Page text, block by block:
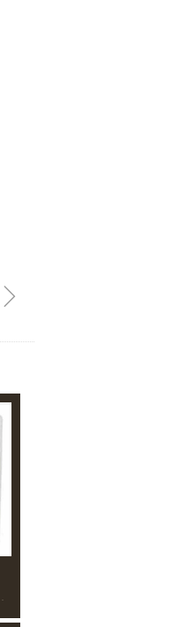
ꁇ
力测量。